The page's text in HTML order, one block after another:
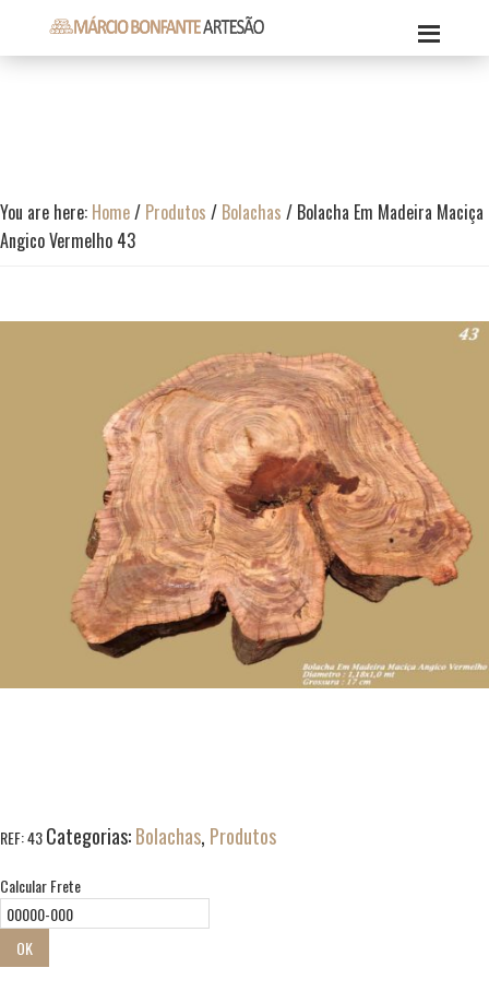
primary
content
footer Márcio
Márcio
You are here: Home/ Produtos / Bolachas / Bolacha Em Madeira Maciça
Angico Vermelho 43
REF:43Categorias:Bolachas, Produtos
Calcular Frete
OK